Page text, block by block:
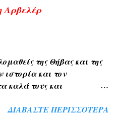
η αναδημοσιεύσεις,
υπογραφούν. Σχόλια
της Θήβας και της
ιστορία και τον
καλά τους και
Αρβελέρ η οποία
ΔΙΑΒΆΣΤΕ ΠΕΡΙΣΣΌΤΕΡΑ